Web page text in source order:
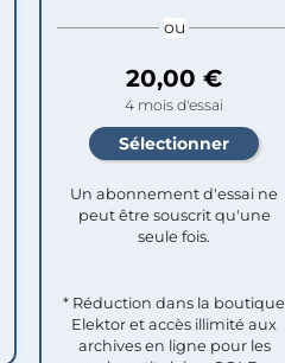
ou
20,00 €
4 mois d'essai
Un abonnement d'essai ne
peut être souscrit qu'une
seule fois.​
* Réduction dans la boutique
Elektor et accès illimité aux
archives en ligne pour les